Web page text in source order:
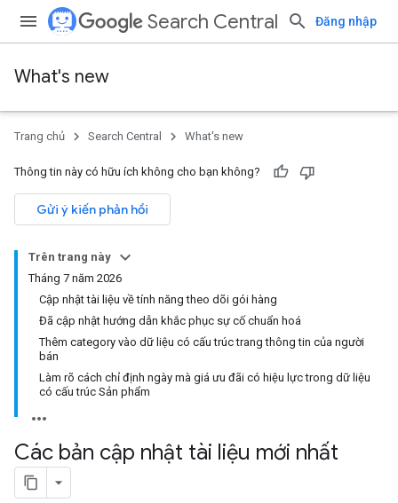
Search Central Đăng nhập
What's new
Trang chủ Search Central What's new
Thông tin này có hữu ích không cho bạn không?
Gửi ý kiến phản hồi
Trên trang này
Tháng 7 năm 2026
Cập nhật tài liệu về tính năng theo dõi gói hàng
Đã cập nhật hướng dẫn khắc phục sự cố chuẩn hoá
Thêm category vào dữ liệu có cấu trúc trang thông tin của người
bán
Làm rõ cách chỉ định ngày mà giá ưu đãi có hiệu lực trong dữ liệu
có cấu trúc Sản phẩm
Các bản cập nhật tài liệu mới nhất